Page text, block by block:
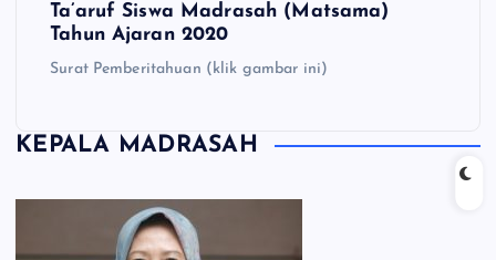
Ta’aruf Siswa Madrasah (Matsama)
Tahun Ajaran 2020
Surat Pemberitahuan (klik gambar ini)
KEPALA MADRASAH